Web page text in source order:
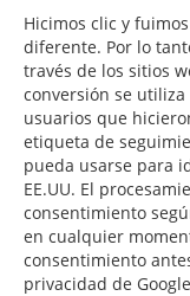
Hicimos clic y
diferente. Por lo
través de los sitios
conversión se
usuarios que
etiqueta de
pueda usarse para
EE.UU. El
consentimiento
en cualquier
consentimiento
privacidad de